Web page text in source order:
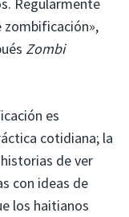
zombificación»,
Zombi
es
cotidiana; la
de ver
con ideas de
los haitianos